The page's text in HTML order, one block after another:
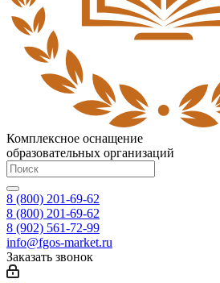
Комплексное оснащение
образовательных организаций
8 (800) 201-69-62
8 (800) 201-69-62
8 (902) 561-72-99
info@fgos-market.ru
Заказать звонок